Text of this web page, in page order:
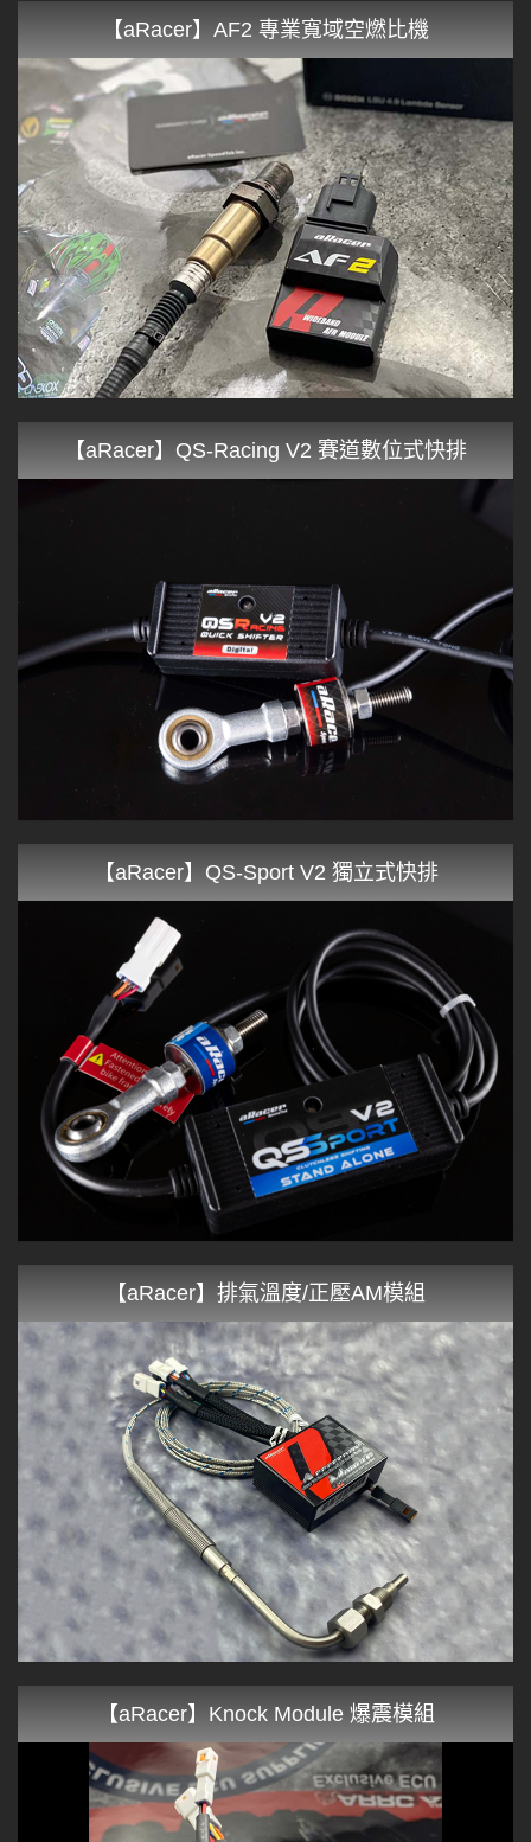
【aRacer】AF2 專業寬域空燃比機
【aRacer】QS-Racing V2 賽道數位式快排
【aRacer】QS-Sport V2 獨立式快排
【aRacer】排氣溫度/正壓AM模組
【aRacer】Knock Module 爆震模組